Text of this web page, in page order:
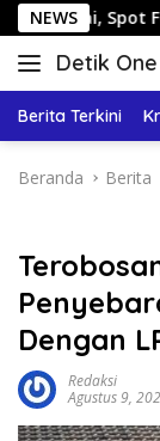
Langsung
ke
konten
NEWS
Foto, dan
Detik One
Tajam
Fakta
Berita Terkini
Beranda Berita
Dengan
Redaksi
Agustus 9,